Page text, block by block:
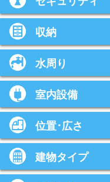
収納
水周り
室内設備
位置･広さ
建物タイプ